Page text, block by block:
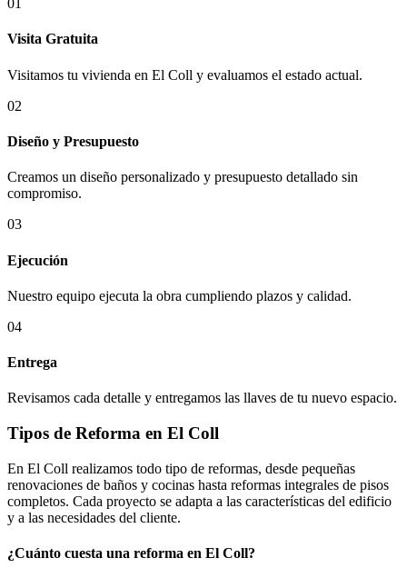
01
Visita Gratuita
Visitamos tu vivienda en El Coll y evaluamos el estado actual.
02
Diseño y Presupuesto
Creamos un diseño personalizado y presupuesto detallado sin
compromiso.
03
Ejecución
Nuestro equipo ejecuta la obra cumpliendo plazos y calidad.
04
Entrega
Revisamos cada detalle y entregamos las llaves de tu nuevo espacio.
Tipos de Reforma en El Coll
En El Coll realizamos todo tipo de reformas, desde pequeñas
renovaciones de baños y cocinas hasta reformas integrales de pisos
completos. Cada proyecto se adapta a las características del edificio
y a las necesidades del cliente.
¿Cuánto cuesta una reforma en El Coll?